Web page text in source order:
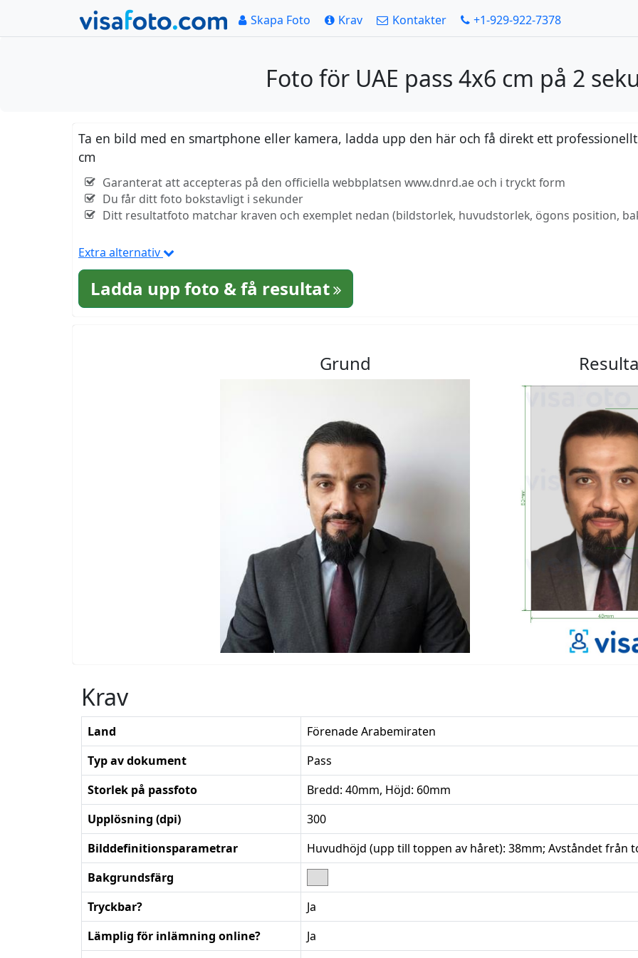
Skapa Foto Krav Kontakter +1-929-922-7378
Foto för UAE pass 4x6 cm på 2
Ta en bild med en smartphone eller kamera, ladda upp den här och få direkt ett
cm
Garanterat att accepteras på den officiella webbplatsen www.dnrd.ae och i tryckt form
Du får ditt foto bokstavligt i sekunder
Ditt resultatfoto matchar kraven och exemplet nedan (bildstorlek, huvudstorlek, ögons position,
Extra alternativ
Ladda upp foto & få resultat
Grund
Krav
Land
Förenade Arabemiraten
Typ av dokument
Pass
Storlek på passfoto
Bredd: 40mm, Höjd: 60mm
Upplösning (dpi)
300
Bilddefinitionsparametrar
Huvudhöjd (upp till toppen av håret): 38mm; Avståndet från
Bakgrundsfärg
Tryckbar?
Ja
Lämplig för inlämning online?
Ja